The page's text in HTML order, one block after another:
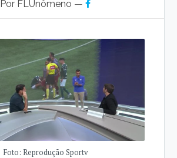
Por FLUnômeno —
Foto: Reprodução Sportv